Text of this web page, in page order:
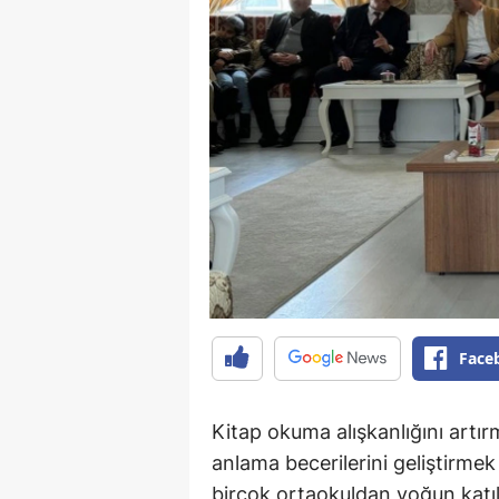
Kitap okuma alışkanlığını
anlama becerilerini